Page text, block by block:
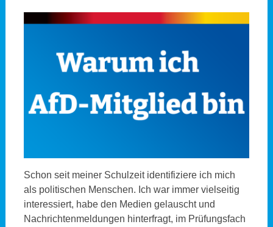
Schon seit meiner Schulzeit identifiziere ich mich
als politischen Menschen. Ich war immer vielseitig
interessiert, habe den Medien gelauscht und
Nachrichtenmeldungen hinterfragt, im Prüfungsfach